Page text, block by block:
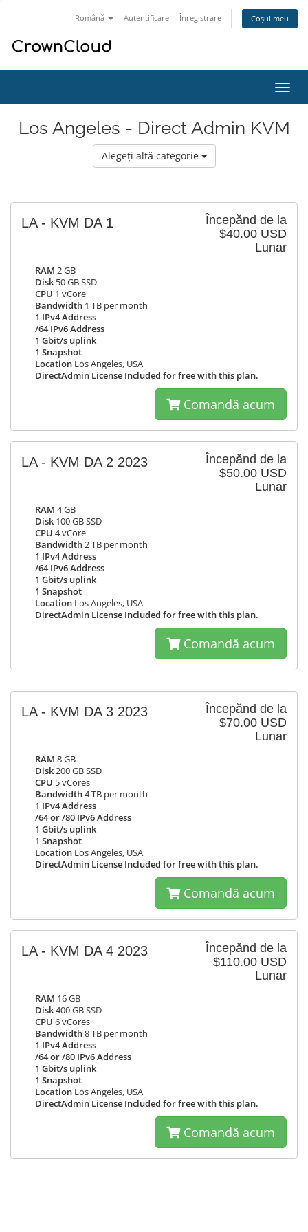
Română Autentificare Înregistrare Coșul meu
Los Angeles - Direct Admin KVM
Alegeți altă categorie
Începănd de la
$40.00 USD
Lunar
LA - KVM DA 1
RAM 2 GB
Disk 50 GB SSD
CPU 1 vCore
Bandwidth 1 TB per month
1 IPv4 Address
/64 IPv6 Address
1 Gbit/s uplink
1 Snapshot
Location Los Angeles, USA
DirectAdmin License Included for free with this plan.
Comandă acum
Începănd de la
$50.00 USD
Lunar
LA - KVM DA 2 2023
RAM 4 GB
Disk 100 GB SSD
CPU 4 vCore
Bandwidth2 TB per month
1 IPv4 Address
/64 IPv6 Address
1 Gbit/s uplink
1 Snapshot
Location Los Angeles, USA
DirectAdmin License Included for free with this plan.
Comandă acum
Începănd de la
$70.00 USD
Lunar
LA - KVM DA 3 2023
RAM 8 GB
Disk200 GB SSD
CPU 5 vCores
Bandwidth4 TB per month
1 IPv4 Address
/64 or /80 IPv6 Address
1 Gbit/s uplink
1 Snapshot
Location Los Angeles, USA
DirectAdmin License Included for free with this plan.
Comandă acum
Începănd de la
$110.00 USD
Lunar
LA - KVM DA 4 2023
RAM 16 GB
Disk400 GB SSD
CPU 6 vCores
Bandwidth8 TB per month
1 IPv4 Address
/64 or /80 IPv6 Address
1 Gbit/s uplink
1 Snapshot
Location Los Angeles, USA
DirectAdmin License Included for free with this plan.
Comandă acum